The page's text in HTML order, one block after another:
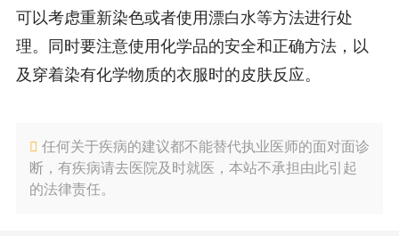
可以考虑重新染色或者使用漂白水等方法进行处
理。同时要注意使用化学品的安全和正确方法，以
及穿着染有化学物质的衣服时的皮肤反应。
任何关于疾病的建议都不能替代执业医师的面对面诊
断，有疾病请去医院及时就医，本站不承担由此引起
的法律责任。